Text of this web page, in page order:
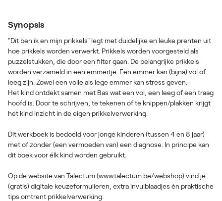
Synopsis
"Dit ben ik en mijn prikkels" legt met duidelijke en leuke prenten uit
hoe prikkels worden verwerkt. Prikkels worden voorgesteld als
puzzelstukken, die door een filter gaan. De belangrijke prikkels
worden verzameld in een emmertje. Een emmer kan (bijna) vol of
leeg zijn. Zowel een volle als lege emmer kan stress geven.
Het kind ontdekt samen met Bas wat een vol, een leeg of een traag
hoofd is. Door te schrijven, te tekenen of te knippen/plakken krijgt
het kind inzicht in de eigen prikkelverwerking.
Dit werkboek is bedoeld voor jonge kinderen (tussen 4 en 8 jaar)
met of zonder (een vermoeden van) een diagnose. In principe kan
dit boek voor élk kind worden gebruikt.
Op de website van Talectum (www.talectum.be/webshop) vind je
(gratis) digitale keuzeformulieren, extra invulblaadjes én praktische
tips omtrent prikkelverwerking.